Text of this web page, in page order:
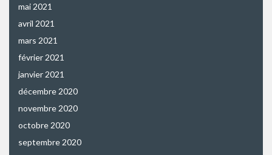
mai 2021
avril 2021
mars 2021
février 2021
janvier 2021
décembre 2020
novembre 2020
octobre 2020
septembre 2020